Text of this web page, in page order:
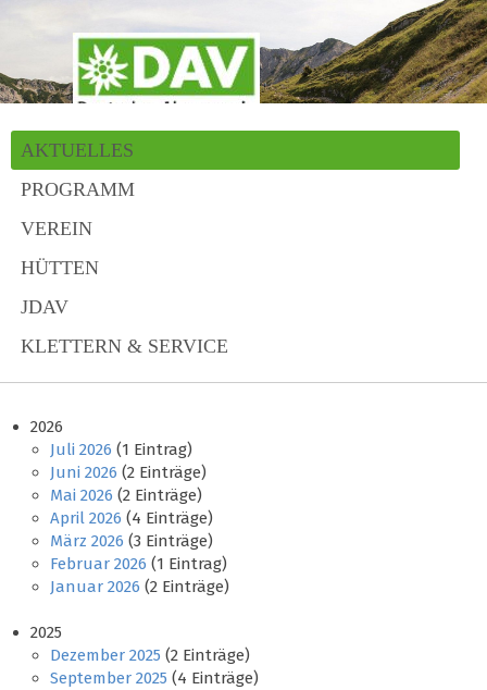
AKTUELLES
PROGRAMM
VEREIN
HÜTTEN
JDAV
KLETTERN & SERVICE
2026
Juli 2026 (1 Eintrag)
Juni 2026 (2 Einträge)
Mai 2026 (2 Einträge)
April 2026 (4 Einträge)
März 2026 (3 Einträge)
Februar 2026 (1 Eintrag)
Januar 2026 (2 Einträge)
2025
Dezember 2025 (2 Einträge)
September 2025 (4 Einträge)